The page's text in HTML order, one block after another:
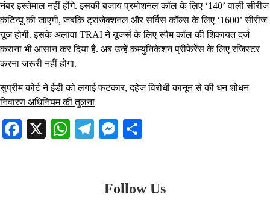
नंबर इस्तेमाल नहीं होंगे. इसकी बजाय प्रमोशनल कॉल के लिए ‘140’ वाली सीरीज
कंटिन्यू की जाएगी, जबकि ट्रांजेक्शनल और सर्विस कॉल्स के लिए ‘1600’ सीरीज
यूज होगी. इसके अलावा TRAI ने यूजर्स के लिए स्पैम कॉल की शिकायत दर्ज
कराना भी आसान कर दिया है. अब उन्हें कम्युनिकेशन प्रीफेरेंस के लिए रजिस्टर
करना जरूरी नहीं होगा.
सुप्रीम कोर्ट ने ईडी को लगाई फटकार, दहेज विरोधी कानून से की धन शोधन
निवारण अधिनियम की तुलना
Facebook
X WhatsApp
Telegram
Messenger
Follow Us